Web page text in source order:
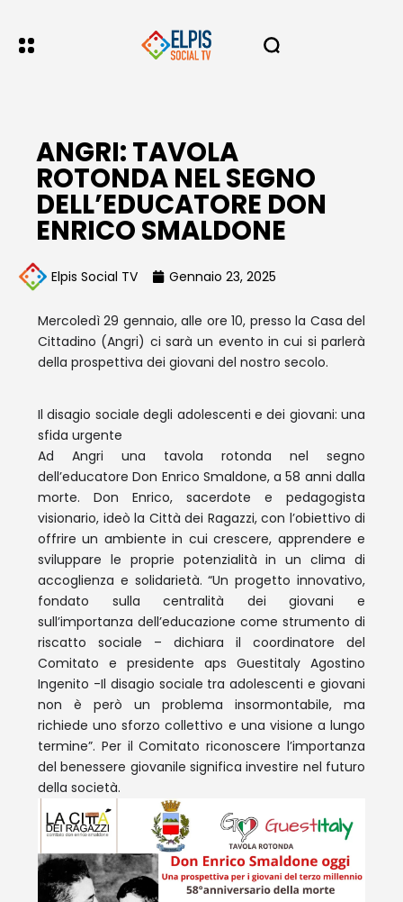
ANGRI: TAVOLA
ROTONDA NEL SEGNO
DELL’EDUCATORE DON
ENRICO SMALDONE
Elpis Social TV Gennaio 23, 2025
Mercoledì 29 gennaio, alle ore 10, presso la Casa del
Cittadino (Angri) ci sarà un evento in cui si parlerà
della prospettiva dei giovani del nostro secolo.
Il disagio sociale degli adolescenti e dei giovani: una
sfida urgente
Ad Angri una tavola rotonda nel segno
dell’educatore Don Enrico Smaldone, a 58 anni dalla
morte. Don Enrico, sacerdote e pedagogista
visionario, ideò la Città dei Ragazzi, con l’obiettivo di
offrire un ambiente in cui crescere, apprendere e
sviluppare le proprie potenzialità in un clima di
accoglienza e solidarietà. “Un progetto innovativo,
fondato sulla centralità dei giovani e
sull’importanza dell’educazione come strumento di
riscatto sociale – dichiara il coordinatore del
Comitato e presidente aps Guestitaly Agostino
Ingenito -Il disagio sociale tra adolescenti e giovani
non è però un problema insormontabile, ma
richiede uno sforzo collettivo e una visione a lungo
termine”. Per il Comitato riconoscere l’importanza
del benessere giovanile significa investire nel futuro
della società.